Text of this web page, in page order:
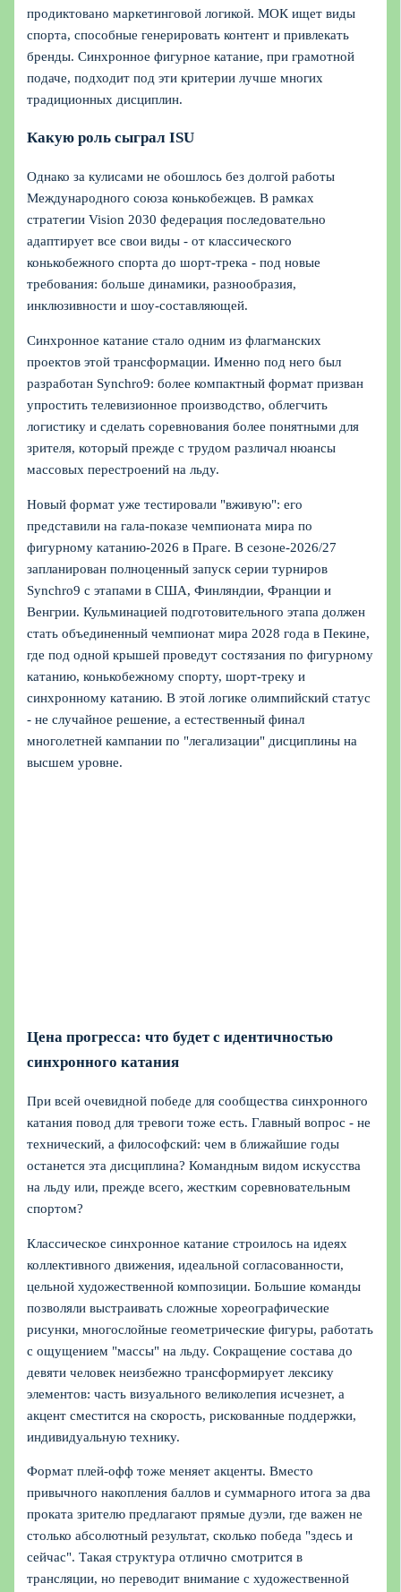
продиктовано маркетинговой логикой. МОК ищет виды
спорта, способные генерировать контент и привлекать
бренды. Синхронное фигурное катание, при грамотной
подаче, подходит под эти критерии лучше многих
традиционных дисциплин.
Какую роль сыграл ISU
Однако за кулисами не обошлось без долгой работы
Международного союза конькобежцев. В рамках
стратегии Vision 2030 федерация последовательно
адаптирует все свои виды - от классического
конькобежного спорта до шорт-трека - под новые
требования: больше динамики, разнообразия,
инклюзивности и шоу-составляющей.
Синхронное катание стало одним из флагманских
проектов этой трансформации. Именно под него был
разработан Synchro9: более компактный формат призван
упростить телевизионное производство, облегчить
логистику и сделать соревнования более понятными для
зрителя, который прежде с трудом различал нюансы
массовых перестроений на льду.
Новый формат уже тестировали "вживую": его
представили на гала-показе чемпионата мира по
фигурному катанию-2026 в Праге. В сезоне-2026/27
запланирован полноценный запуск серии турниров
Synchro9 с этапами в США, Финляндии, Франции и
Венгрии. Кульминацией подготовительного этапа должен
стать объединенный чемпионат мира 2028 года в Пекине,
где под одной крышей проведут состязания по фигурному
катанию, конькобежному спорту, шорт-треку и
синхронному катанию. В этой логике олимпийский статус
- не случайное решение, а естественный финал
многолетней кампании по "легализации" дисциплины на
высшем уровне.
Цена прогресса: что будет с идентичностью
синхронного катания
При всей очевидной победе для сообщества синхронного
катания повод для тревоги тоже есть. Главный вопрос - не
технический, а философский: чем в ближайшие годы
останется эта дисциплина? Командным видом искусства
на льду или, прежде всего, жестким соревновательным
спортом?
Классическое синхронное катание строилось на идеях
коллективного движения, идеальной согласованности,
цельной художественной композиции. Большие команды
позволяли выстраивать сложные хореографические
рисунки, многослойные геометрические фигуры, работать
с ощущением "массы" на льду. Сокращение состава до
девяти человек неизбежно трансформирует лексику
элементов: часть визуального великолепия исчезнет, а
акцент сместится на скорость, рискованные поддержки,
индивидуальную технику.
Формат плей-офф тоже меняет акценты. Вместо
привычного накопления баллов и суммарного итога за два
проката зрителю предлагают прямые дуэли, где важен не
столько абсолютный результат, сколько победа "здесь и
сейчас". Такая структура отлично смотрится в
трансляции, но переводит внимание с художественной